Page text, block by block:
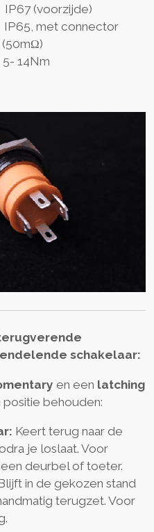
(voorzijde)
met connector
14Nm
schakelaar:
en een latching
positie behouden:
Keert terug naar de
je loslaat. Voor
deurbel of toeter.
in de gekozen stand
terugzet. Voor